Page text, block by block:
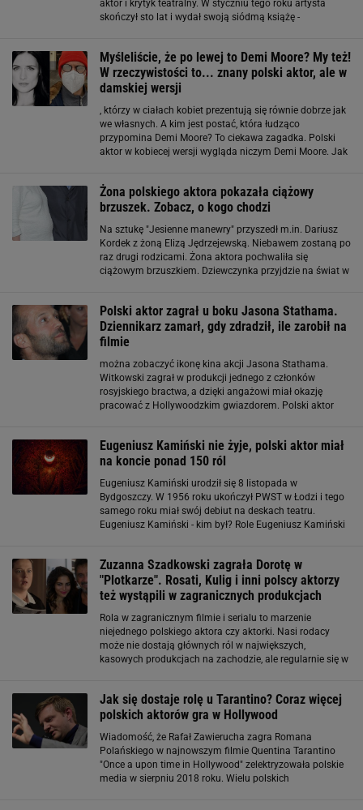
aktor i krytyk teatralny. W styczniu tego roku artysta
skończył sto lat i wydał swoją siódmą książę -
Myśleliście, że po lewej to Demi Moore? My też!
W rzeczywistości to... znany polski aktor, ale w
damskiej wersji
, którzy w ciałach kobiet prezentują się równie dobrze jak
we własnych. A kim jest postać, która łudząco
przypomina Demi Moore? To ciekawa zagadka. Polski
aktor w kobiecej wersji wygląda niczym Demi Moore. Jak
Żona polskiego aktora pokazała ciążowy
brzuszek. Zobacz, o kogo chodzi
Na sztukę "Jesienne manewry" przyszedł m.in. Dariusz
Kordek z żoną Elizą Jędrzejewską. Niebawem zostaną po
raz drugi rodzicami. Żona aktora pochwaliła się
ciążowym brzuszkiem. Dziewczynka przyjdzie na świat w
Polski aktor zagrał u boku Jasona Stathama.
Dziennikarz zamarł, gdy zdradził, ile zarobił na
filmie
można zobaczyć ikonę kina akcji Jasona Stathama.
Witkowski zagrał w produkcji jednego z członków
rosyjskiego bractwa, a dzięki angażowi miał okazję
pracować z Hollywoodzkim gwiazdorem. Polski aktor
Eugeniusz Kamiński nie żyje, polski aktor miał
na koncie ponad 150 ról
Eugeniusz Kamiński urodził się 8 listopada w
Bydgoszczy. W 1956 roku ukończył PWST w Łodzi i tego
samego roku miał swój debiut na deskach teatru.
Eugeniusz Kamiński - kim był? Role Eugeniusz Kamiński
Zuzanna Szadkowski zagrała Dorotę w
"Plotkarze". Rosati, Kulig i inni polscy aktorzy
też wystąpili w zagranicznych produkcjach
Rola w zagranicznym filmie i serialu to marzenie
niejednego polskiego aktora czy aktorki. Nasi rodacy
może nie dostają głównych ról w największych,
kasowych produkcjach na zachodzie, ale regularnie się w
Jak się dostaje rolę u Tarantino? Coraz więcej
polskich aktorów gra w Hollywood
Wiadomość, że Rafał Zawierucha zagra Romana
Polańskiego w najnowszym filmie Quentina Tarantino
"Once a upon time in Hollywood" zelektryzowała polskie
media w sierpniu 2018 roku. Wielu polskich